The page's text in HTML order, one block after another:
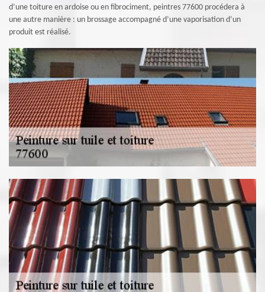
d’une toiture en ardoise ou en fibrociment, peintres 77600 procédera à
une autre manière : un brossage accompagné d’une vaporisation d’un
produit est réalisé.